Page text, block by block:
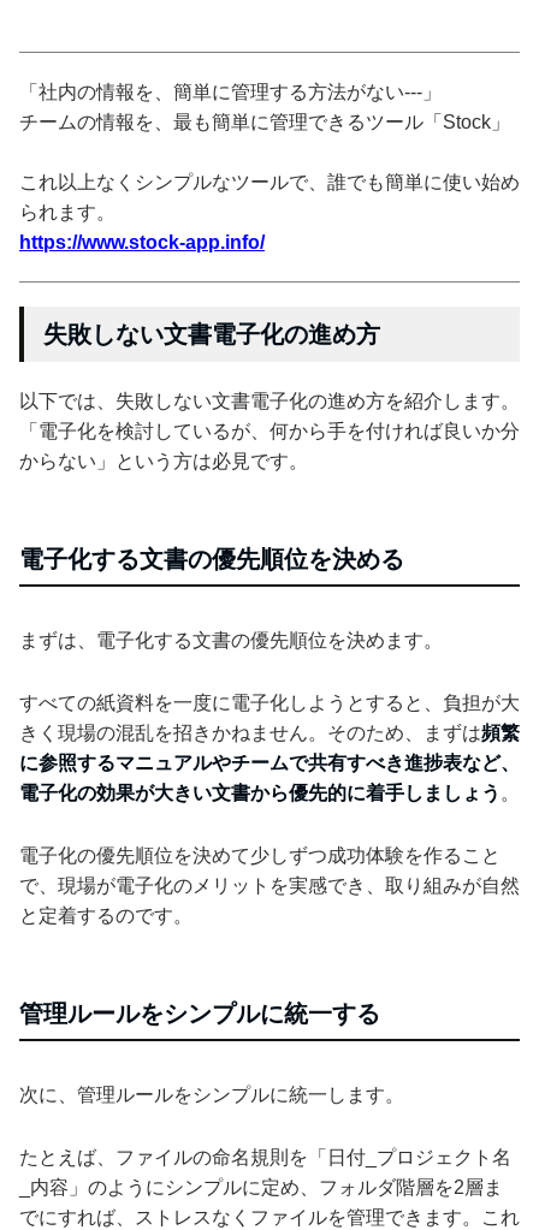
「社内の情報を、簡単に管理する方法がない---」
チームの情報を、最も簡単に管理できるツール「Stock」
これ以上なくシンプルなツールで、誰でも簡単に使い始め
られます。
https://www.stock-app.info/
失敗しない文書電子化の進め方
以下では、失敗しない文書電子化の進め方を紹介します。
「電子化を検討しているが、何から手を付ければ良いか分
からない」という方は必見です。
電子化する文書の優先順位を決める
まずは、電子化する文書の優先順位を決めます。
すべての紙資料を一度に電子化しようとすると、負担が大
きく現場の混乱を招きかねません。そのため、まずは頻繁
に参照するマニュアルやチームで共有すべき進捗表など、
電子化の効果が大きい文書から優先的に着手しましょう 。
電子化の優先順位を決めて少しずつ成功体験を作ること
で、現場が電子化のメリットを実感でき、取り組みが自然
と定着するのです。
管理ルールをシンプルに統一する
次に、管理ルールをシンプルに統一します。
たとえば、ファイルの命名規則を「日付_プロジェクト名
_内容」のようにシンプルに定め、フォルダ階層を2層ま
でにすれば、ストレスなくファイルを管理できます。これ